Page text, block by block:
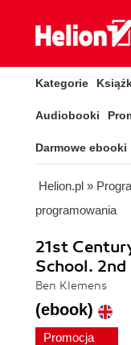
Kategorie
Audiobooki
Darmowe ebooki
Helion.pl »
programowania
21st
School.
Ben Klemens
(ebook)
Promocja